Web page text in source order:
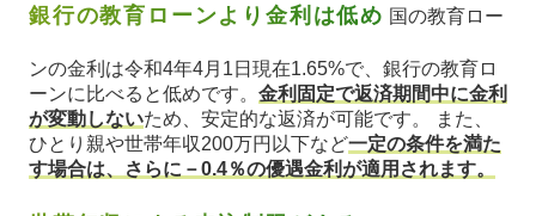
銀行の教育ローンより金利は低め 国の教育ロー
ンの金利は令和4年4月1日現在1.65%で、銀行の教育ロ
ーンに比べると低めです。 金利固定で返済期間中に金利
が変動しないため、安定的な返済が可能です。 また、
ひとり親や世帯年収200万円以下など一定の条件を満た
す場合は、さらに－0.4％の優遇金利が適用されます。